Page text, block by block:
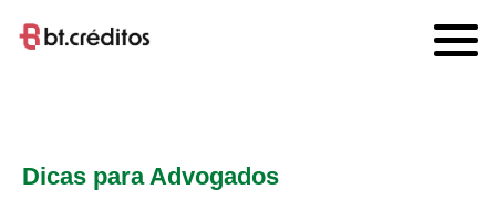
Início»Dicas para Advogados
Dicas para Advogados